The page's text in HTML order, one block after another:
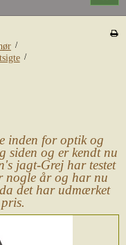
/
/
inden for optik og
siden og er kendt nu
jagt-Grej har testet
nogle år og har nu
det har udmærket